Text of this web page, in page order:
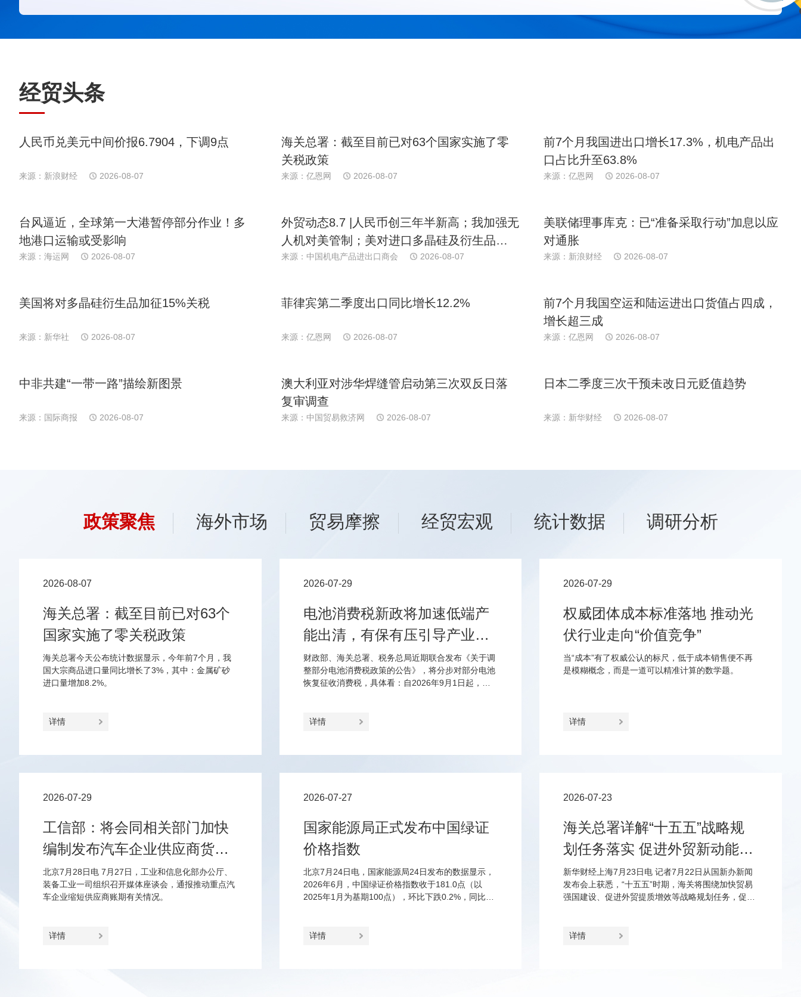
经贸头条
人民币兑美元中间价报6.7904，下调9点
来源：新浪财经 2026-08-07
海关总署：截至目前已对63个国家实施了零
关税政策
来源：亿恩网 2026-08-07
前7个月我国进出口增长17.3%，机电产品出
口占比升至63.8%
来源：亿恩网 2026-08-07
台风逼近，全球第一大港暂停部分作业！多
地港口运输或受影响
来源：海运网 2026-08-07
外贸动态8.7 |人民币创三年半新高；我加强无
人机对美管制；美对进口多晶硅及衍生品加
关税；多国港口罢工；日消费连续下滑；欧
来源：中国机电产品进出口商会 2026-08-07
美联储理事库克：已“准备采取行动”加息以应
对通胀
来源：新浪财经 2026-08-07
美国将对多晶硅衍生品加征15%关税
来源：新华社 2026-08-07
菲律宾第二季度出口同比增长12.2%
来源：亿恩网 2026-08-07
前7个月我国空运和陆运进出口货值占四成，
增长超三成
来源：亿恩网 2026-08-07
中非共建“一带一路”描绘新图景
来源：国际商报 2026-08-07
澳大利亚对涉华焊缝管启动第三次双反日落
复审调查
来源：中国贸易救济网 2026-08-07
日本二季度三次干预未改日元贬值趋势
来源：新华财经 2026-08-07
政策聚焦 海外市场 贸易摩擦 经贸宏观 统计数据 调研分析
2026-08-07
海关总署：截至目前已对63个
国家实施了零关税政策
海关总署今天公布统计数据显示，今年前7个月，我
国大宗商品进口量同比增长了3%，其中：金属矿砂
进口量增加8.2%。
详情
2026-07-29
电池消费税新政将加速低端产
能出清，有保有压引导产业优
化结构
财政部、海关总署、税务总局近期联合发布《关于调
整部分电池消费税政策的公告》，将分步对部分电池
恢复征收消费税，具体看：自2026年9月1日起，对
电池延至2027年4月1日起征2%、2028年4月1日起征
详情
2026-07-29
权威团体成本标准落地 推动光
伏行业走向“价值竞争”
当“成本”有了权威公认的标尺，低于成本销售便不再
是模糊概念，而是一道可以精准计算的数学题。
详情
2026-07-29
工信部：将会同相关部门加快
编制发布汽车企业供应商货款
支付规范指引
北京7月28日电 7月27日，工业和信息化部办公厅、
装备工业一司组织召开媒体座谈会，通报推动重点汽
车企业缩短供应商账期有关情况。
详情
2026-07-27
国家能源局正式发布中国绿证
价格指数
北京7月24日电，国家能源局24日发布的数据显示，
2026年6月，中国绿证价格指数收于181.0点（以
2025年1月为基期100点），环比下跌0.2%，同比上
详情
2026-07-23
海关总署详解“十五五”战略规
划任务落实 促进外贸新动能更
加壮大、进出口更加协调
新华财经上海7月23日电 记者7月22日从国新办新闻
发布会上获悉，“十五五”时期，海关将围绕加快贸易
强国建设、促进外贸提质增效等战略规划任务，促进
详情